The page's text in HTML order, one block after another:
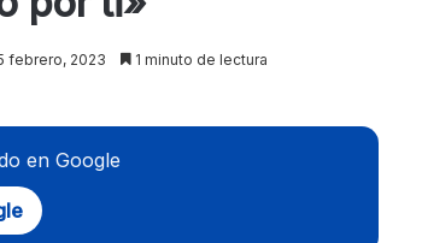
febrero, 2023 1 minuto de lectura
en Google